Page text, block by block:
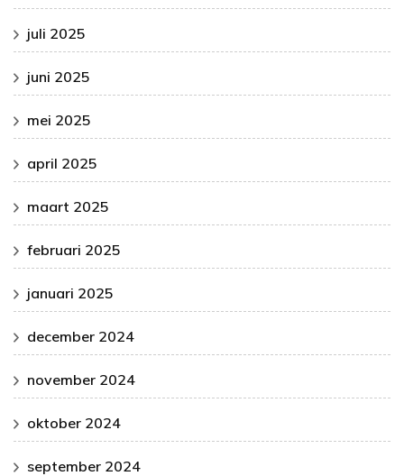
juli 2025
juni 2025
mei 2025
april 2025
maart 2025
februari 2025
januari 2025
december 2024
november 2024
oktober 2024
september 2024